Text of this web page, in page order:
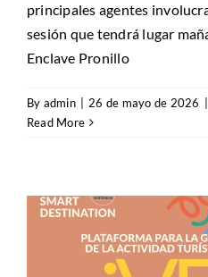
principales agentes
sesión que tendrá lugar
Enclave Pronillo
By admin 26 de mayo de 2026
Read More